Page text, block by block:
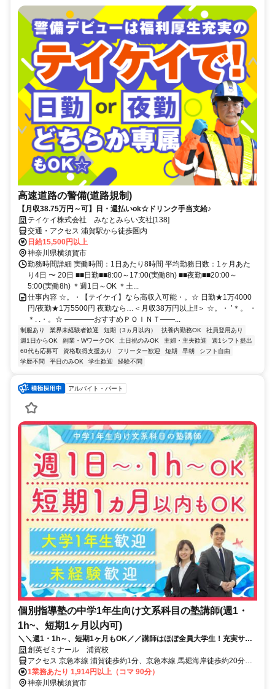
高速道路の警備(道路規制)
【月収38.75万円～可】日・週払いok☆ドリンク手当支給♪
テイケイ株式会社 みなとみらい支社[138]
交通・アクセス 浦賀駅から徒歩圏内
日給15,500円以上
神奈川県横須賀市
勤務時間詳細 実働時間：1日あたり8時間 平均勤務日数：1ヶ月あた
り4日 〜 20日 ■■日勤■■8:00～17:00(実働8h) ■■夜勤■■20:00～
5:00(実働8h) ＊週1日～OK ＊土...
仕事内容 ☆。・【テイケイ】なら高収入可能・。☆ 日勤★1万4000
円/夜勤★1万5500円 夜勤なら…＜月収38万円以上!!＞ ☆。・ ‛＊。 ・
＊. .・。☆ ――――おすすめＰＯＩＮＴ――...
制服あり 業界未経験者歓迎 短期（3ヵ月以内） 扶養内勤務OK
社員登用あり
週1日からOK
副業・WワークOK 土日祝のみOK 主婦・主夫歓迎
週1シフト提出
60代も応募可
資格取得支援あり フリーター歓迎 短期 早朝
シフト自由
学歴不問
平日のみOK 学生歓迎 経験不問
アルバイト・パート
個別指導塾の中学1年生向け文系科目の塾講師(週1・
1h~、短期1ヶ月以内可)
＼＼週1・1h～、短期1ヶ月もOK／／講師はほぼ全員大学生！充実サポ
ートで初バイトでも安心◎面接履歴書不要
創英ゼミナール 浦賀校
アクセス 京急本線 浦賀徒歩約1分、京急本線 馬堀海岸徒歩約20分、
京急本線 京急大津徒歩約29分 馬堀海岸駅より自転車で8分、京急大
津駅より自転車で12分
1業務あたり 1,914円以上（コマ 90分）
神奈川県横須賀市